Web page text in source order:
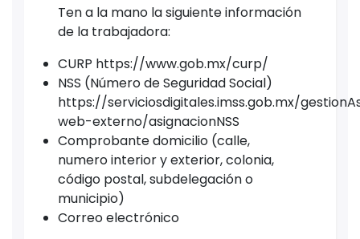
Ten a la mano la siguiente información
de la trabajadora:
CURP https://www.gob.mx/curp/
NSS (Número de Seguridad Social)
https://serviciosdigitales.imss.gob.mx/
web-externo/asignacionNSS
Comprobante domicilio (calle,
numero interior y exterior, colonia,
código postal, subdelegación o
municipio)
Correo electrónico